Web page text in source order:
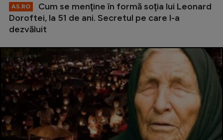
AS.RO
Cum se menţine în formă soţia lui Leonard
Doroftei, la 51 de ani. Secretul pe care l-a
dezvăluit